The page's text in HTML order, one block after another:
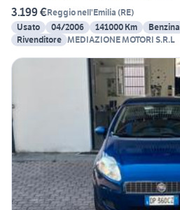
3.199 €Reggio nell'Emilia (RE)
Usato
04/2006 141000 Km Benzina
Rivenditore MEDIAZIONE MOTORI S.R.L